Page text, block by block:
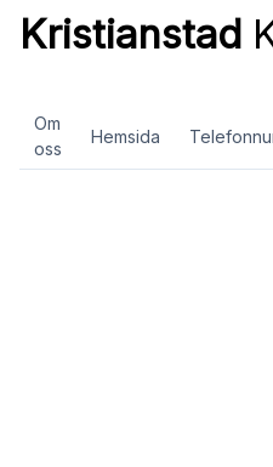
Kristianstad
Om
oss
Hemsida